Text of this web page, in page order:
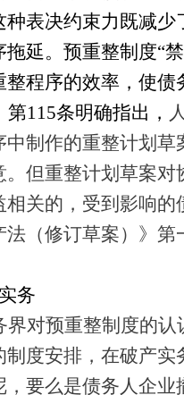
表决约束力既减
延。预重整制度“
程序的效率，使
第115条明确指出，
制作的重整计划
但重整计划草案
关的，受到影响
（修订草案）》
务
界对预重整制度的
度安排，在破产
要么是债务人企